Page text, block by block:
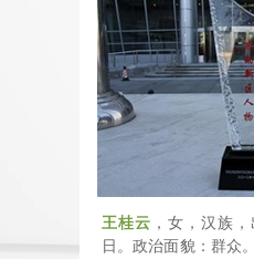
王桂云 ，女，汉族
日。政治面貌：群众